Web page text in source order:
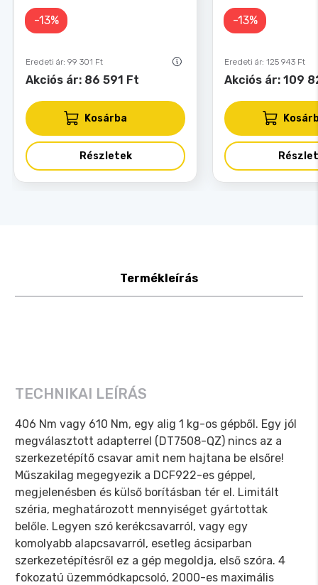
-13%
Eredeti ár: 99 301 Ft
Akciós ár: 86 591 Ft
Kosárba
Részletek
-13%
Eredeti ár: 125 943 Ft
Akciós ár: 109
Termékleírás
TECHNIKAI LEÍRÁS
406 Nm vagy 610 Nm, egy alig 1 kg-os gépből. Egy jól
megválasztott adapterrel (DT7508-QZ) nincs az a
szerkezetépítő csavar amit nem hajtana be elsőre!
Műszakilag megegyezik a DCF922-es géppel,
megjelenésben és külső borításban tér el. Limitált
széria, meghatározott mennyiséget gyártottak
belőle. Legyen szó kerékcsavarról, vagy egy
komolyabb alapcsavarról, esetleg ácsiparban
szerkezetépítésről ez a gép megoldja, első szóra. 4
fokozatú üzemmódkapcsoló, 2000-es maximális